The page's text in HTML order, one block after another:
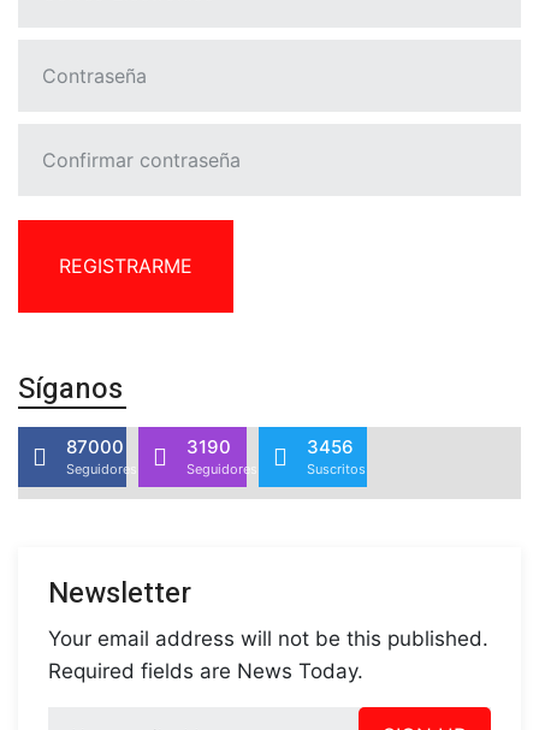
REGISTRARME
Síganos
87000
Seguidores
3190
Seguidores
3456
Suscritos
Newsletter
Your email address will not be this published.
Required fields are News Today.